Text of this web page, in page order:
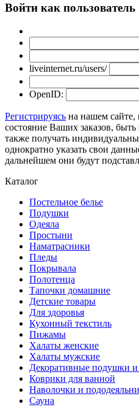
Войти как пользователь
liveinternet.ru/users/
OpenID:
Регистрируясь на нашем сайте,
состояние Ваших заказов,
также получать
однократно указать свои
дальнейшем они будут
Каталог
Постельное белье
Подушки
Одеяла
Простыни
Наматрасники
Пледы
Покрывала
Полотенца
Тапочки домашние
Детские товары
Для здоровья
Кухонный текстиль
Пижамы
Халаты женские
Халаты мужские
Декоративные подушки и
Коврики для ванной
Наволочки и
Сауна